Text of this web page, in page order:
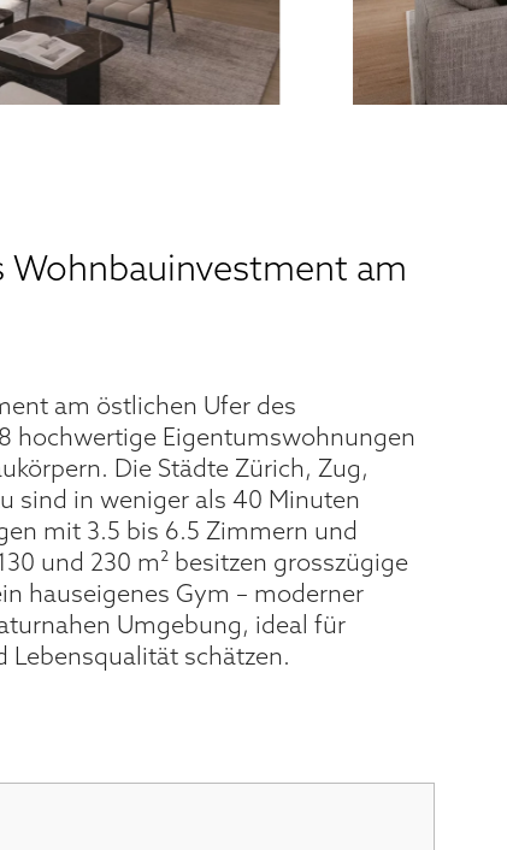
Wohnbauinvestment am
am östlichen Ufer des
hochwertige Eigentumswohnungen
Die Städte Zürich, Zug,
sind in weniger als 40 Minuten
mit 3.5 bis 6.5 Zimmern und
und 230 m² besitzen grosszügige
hauseigenes Gym – moderner
Umgebung, ideal für
Lebensqualität schätzen.